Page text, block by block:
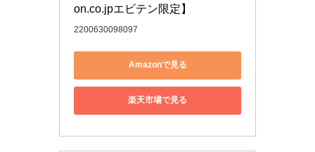
on.co.jpエビテン限定】
2200630098097
Amazonで見る
楽天市場で見る